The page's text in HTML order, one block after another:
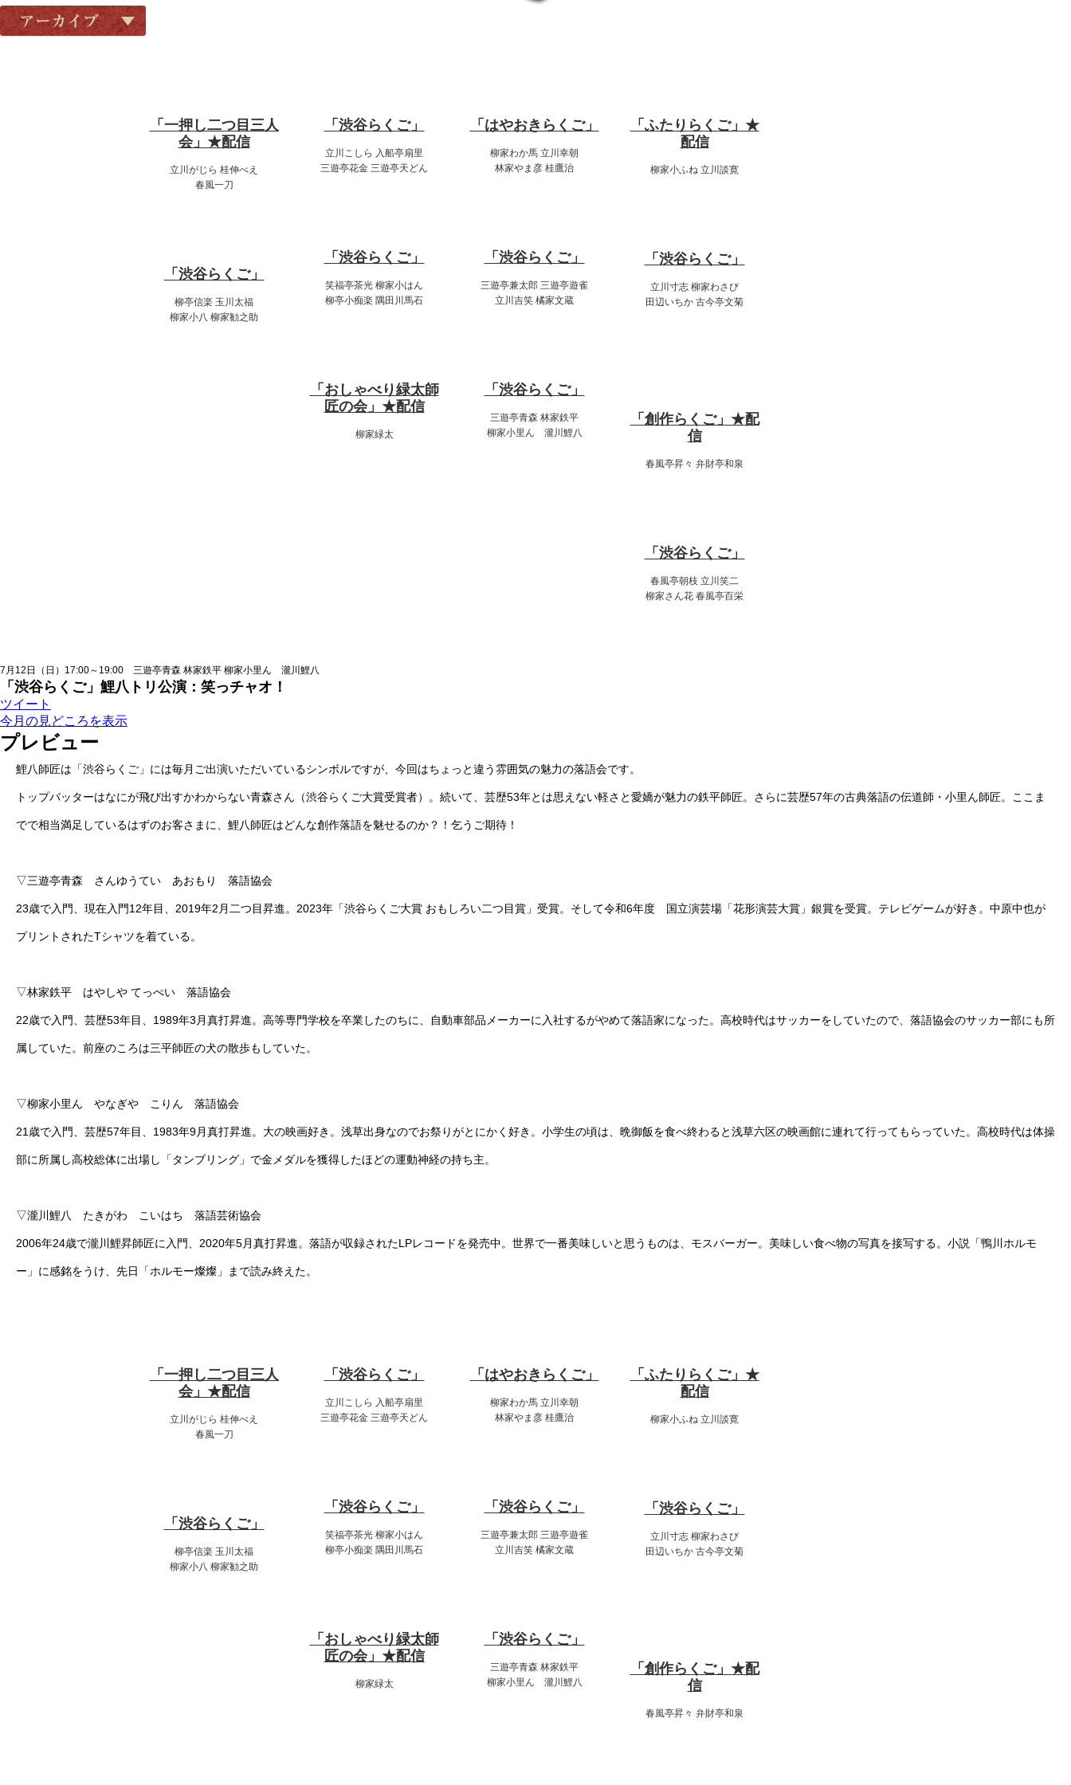
「一押し二つ目三人
会」★配信
立川がじら 桂伸べえ
春風一刀
「渋谷らくご」
柳亭信楽 玉川太福
柳家小八 柳家勧之助
「渋谷らくご」
立川こしら 入船亭扇里
三遊亭花金 三遊亭天どん
「渋谷らくご」
笑福亭茶光 柳家小はん
柳亭小痴楽 隅田川馬石
「おしゃべり緑太師
匠の会」★配信
柳家緑太
「はやおきらくご」
柳家わか馬 立川幸朝
林家やま彦 桂鷹治
「渋谷らくご」
三遊亭兼太郎 三遊亭遊雀
立川吉笑 橘家文蔵
「渋谷らくご」
三遊亭青森 林家鉄平
柳家小里ん 瀧川鯉八
「ふたりらくご」★
配信
柳家小ふね 立川談寛
「渋谷らくご」
立川寸志 柳家わさび
田辺いちか 古今亭文菊
「創作らくご」★配
信
春風亭昇々 弁財亭和泉
「渋谷らくご」
春風亭朝枝 立川笑二
柳家さん花 春風亭百栄
7月12日（日）17:00～19:00 三遊亭青森 林家鉄平 柳家小里ん 瀧川鯉八
「渋谷らくご」鯉八トリ公演：笑っチャオ！
ツイート
今月の見どころを表示
プレビュー
鯉八師匠は「渋谷らくご」には毎月ご出演いただいているシンボルですが、今回はちょっと違う雰囲気の魅力の落語会です。
トップバッターはなにが飛び出すかわからない青森さん（渋谷らくご大賞受賞者）。続いて、芸歴53年とは思えない軽さと愛嬌が魅力の鉄平師匠。さらに芸歴57年の古典落語の伝道師・小里ん師匠。ここま
でで相当満足しているはずのお客さまに、鯉八師匠はどんな創作落語を魅せるのか？！乞うご期待！
▽三遊亭青森 さんゆうてい あおもり 落語協会
23歳で入門、現在入門12年目、2019年2月二つ目昇進。2023年「渋谷らくご大賞 おもしろい二つ目賞」受賞。そして令和6年度 国立演芸場「花形演芸大賞」銀賞を受賞。テレビゲームが好き。中原中也が
プリントされたTシャツを着ている。
▽林家鉄平 はやしや てっぺい 落語協会
22歳で入門、芸歴53年目、1989年3月真打昇進。高等専門学校を卒業したのちに、自動車部品メーカーに入社するがやめて落語家になった。高校時代はサッカーをしていたので、落語協会のサッカー部にも所
属していた。前座のころは三平師匠の犬の散歩もしていた。
▽柳家小里ん やなぎや こりん 落語協会
21歳で入門、芸歴57年目、1983年9月真打昇進。大の映画好き。浅草出身なのでお祭りがとにかく好き。小学生の頃は、晩御飯を食べ終わると浅草六区の映画館に連れて行ってもらっていた。高校時代は体操
部に所属し高校総体に出場し「タンブリング」で金メダルを獲得したほどの運動神経の持ち主。
▽瀧川鯉八 たきがわ こいはち 落語芸術協会
2006年24歳で瀧川鯉昇師匠に入門、2020年5月真打昇進。落語が収録されたLPレコードを発売中。世界で一番美味しいと思うものは、モスバーガー。美味しい食べ物の写真を接写する。小説「鴨川ホルモ
ー」に感銘をうけ、先日「ホルモー燦燦」まで読み終えた。
「一押し二つ目三人
会」★配信
立川がじら 桂伸べえ
春風一刀
「渋谷らくご」
柳亭信楽 玉川太福
柳家小八 柳家勧之助
「渋谷らくご」
立川こしら 入船亭扇里
三遊亭花金 三遊亭天どん
「渋谷らくご」
笑福亭茶光 柳家小はん
柳亭小痴楽 隅田川馬石
「おしゃべり緑太師
匠の会」★配信
柳家緑太
「はやおきらくご」
柳家わか馬 立川幸朝
林家やま彦 桂鷹治
「渋谷らくご」
三遊亭兼太郎 三遊亭遊雀
立川吉笑 橘家文蔵
「渋谷らくご」
三遊亭青森 林家鉄平
柳家小里ん 瀧川鯉八
「ふたりらくご」★
配信
柳家小ふね 立川談寛
「渋谷らくご」
立川寸志 柳家わさび
田辺いちか 古今亭文菊
「創作らくご」★配
信
春風亭昇々 弁財亭和泉